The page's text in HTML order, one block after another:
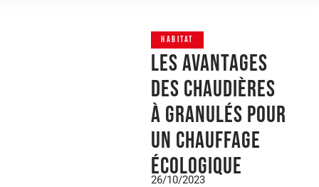
HABITAT
Les avantages
des chaudières
à granulés pour
un chauffage
écologique
26/10/2023